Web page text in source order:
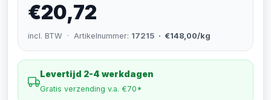
€20,72
incl. BTW · Artikelnummer: 17215 · €148,00/kg
Levertijd 2-4 werkdagen
Gratis verzending v.a. €70*